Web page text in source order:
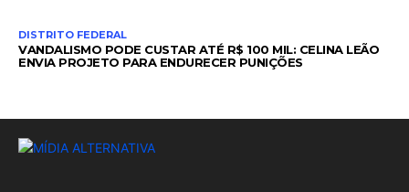
DISTRITO FEDERAL
VANDALISMO PODE CUSTAR ATÉ R$ 100 MIL: CELINA LEÃO
ENVIA PROJETO PARA ENDURECER PUNIÇÕES